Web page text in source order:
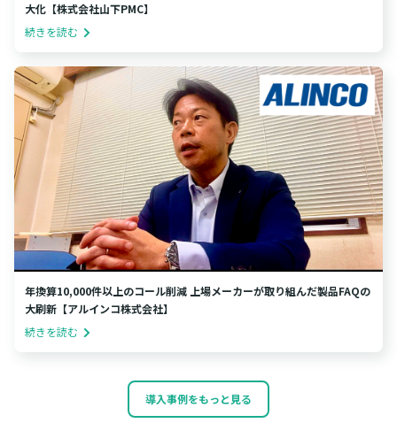
大化【株式会社山下PMC】
続きを読む
年換算10,000件以上のコール削減 上場メーカーが取り組んだ製品FAQの
大刷新【アルインコ株式会社】
続きを読む
導入事例をもっと見る